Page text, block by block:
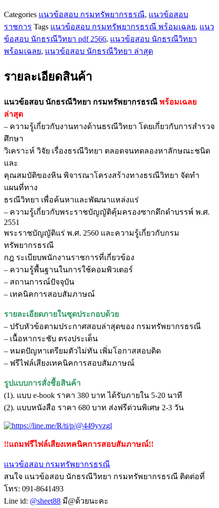
Categories แนวข้อสอบ กรมทรัพยากรธรณี, แนวข้อสอบ
ราชการ Tags แนวข้อสอบ กรมทรัพยากรธรณี พร้อมเฉลย, แนว
ข้อสอบ นักธรณีวิทยา pdf 2566, แนวข้อสอบ นักธรณีวิทยา
พร้อมเฉลย, แนวข้อสอบ นักธรณีวิทยา ล่าสุด
รายละเอียดสินค้า
แนวข้อสอบ นักธรณีวิทยา กรมทรัพยากรธรณี พร้อมเฉลย
ล่าสุด
– ความรู้เกี่ยวกับงานทางด้านธรณีวิทยา โดยเกี่ยวกับการสำรวจ
ศึกษา
วิเคราะห์ วิจัย เรื่องธรณีวิทยา ตลอดจนทดลองหาลักษณะชนิด
และ
คุณสมบัติของหิน พิจารณาโครงสร้างทางธรณีวิทยา จัดทำ
แผนที่ทาง
ธรณีวิทยา เพื่อค้นหาและพัฒนาแหล่งแร่
– ความรู้เกี่ยวกับพระราชบัญญัติคุ้มครองซากดึกดำบรรพ์ พ.ศ.
2551
พระราชบัญญัติแร่ พ.ศ. 2560 และความรู้เกี่ยวกับกรม
ทรัพยากรธรณี
กฎ ระเบียบพนักงานราชการที่เกี่ยวข้อง
– ความรู้พื้นฐานในการใช้คอมพิวเตอร์
– สถานการณ์ปัจจุบัน
– เทคนิคการสอบสัมภาษณ์
รายละเอียดภายในชุดประกอบด้วย
– ปรับหัวข้อตามประกาศสอบล่าสุดของ กรมทรัพยากรธรณี
– เนื้อหากระชับ ตรงประเด็น
– หมดปัญหาเตรียมตัวไม่ทัน เพิ่มโอกาสสอบติด
– ฟรีไฟล์เสียงเทคนิคการสอบสัมภาษณ์
รูปแบบการสั่งชื้อสินค้า
(1). แบบ e-book ราคา 380 บาท ได้รับภายใน 5-20 นาที
(2). แบบหนังสือ ราคา 680 บาท ส่งฟรีด่วนพิเศษ 2-3 วัน
!!แถมฟรีไฟล์เสียงเทคนิคการสอบสัมภาษณ์!!
แนวข้อสอบ กรมทรัพยากรธรณี
สนใจ แนวข้อสอบ นักธรณีวิทยา กรมทรัพยากรธรณี ติดต่อที่
โทร: 091-8641493
Line id: @sheet88 มี@ด้วยนะคะ